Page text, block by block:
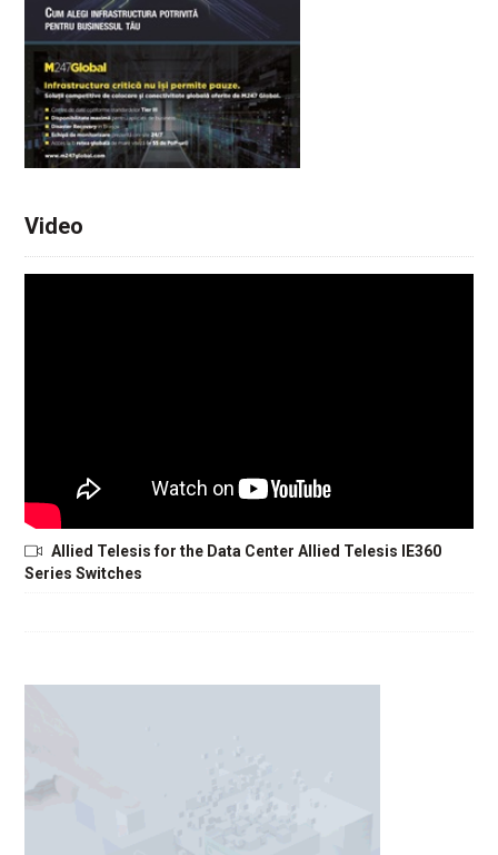
Video
Allied Telesis for the Data Center Allied Telesis IE360
Series Switches